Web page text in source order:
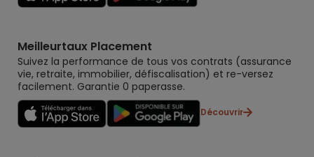
Meilleurtaux Placement
Suivez la performance de tous vos contrats (assurance
vie, retraite, immobilier, défiscalisation) et re-versez
facilement. Garantie 0 paperasse.
Découvrir